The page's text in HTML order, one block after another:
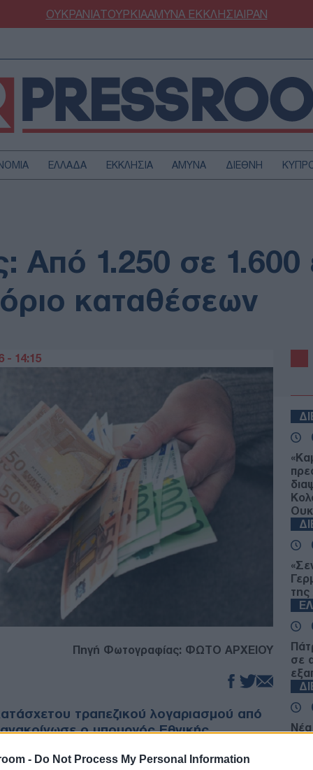
- Do Not Process My Personal Information
ΟΥΚΡΑΝΙΑΤΟΥΡΚΙΑΑΜΥΝΑΕΚΚΛΗΣΙΑΙΡΑΝ
ΕΛΛΑΔΑ ΕΚΚΛΗΣΙΑ ΑΜΥΝΑ ΔΙΕΘΝΗ
ΥΓΕΙΑ
ΑΡΘΡΟΓΡΑΦΙΑ
Από 1.250 σε
καταθέσεων
- 14:15
Πηγή Φωτογραφίας: ΦΩΤΟ ΑΡΧΕΙΟΥ
τραπεζικού λογαριασμού από
ο υπουργός Εθνικής
Κυριάκος Πιερρακάκης, κατά τη
της
σε